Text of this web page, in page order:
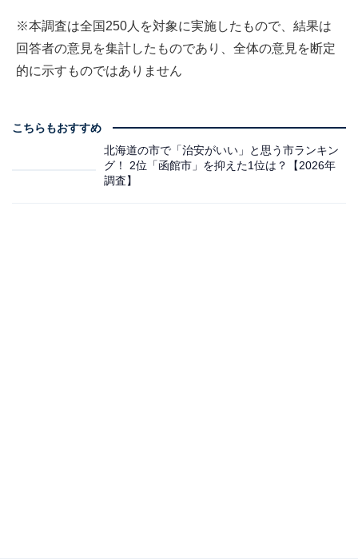
※本調査は全国250人を対象に実施したもので、結果は
回答者の意見を集計したものであり、全体の意見を断定
的に示すものではありません
こちらもおすすめ
北海道の市で「治安がいい」と思う市ランキン
グ！ 2位「函館市」を抑えた1位は？【2026年
調査】